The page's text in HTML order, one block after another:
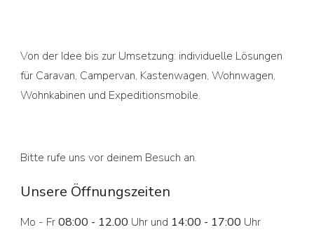
Von der Idee bis zur Umsetzung: individuelle Lösungen
für Caravan, Campervan, Kastenwagen, Wohnwagen,
Wohnkabinen und Expeditionsmobile.
Bitte rufe uns vor deinem Besuch an.
Unsere Öffnungszeiten
Mo - Fr08:00 - 12.00 Uhr und 14:00 - 17:00 Uhr